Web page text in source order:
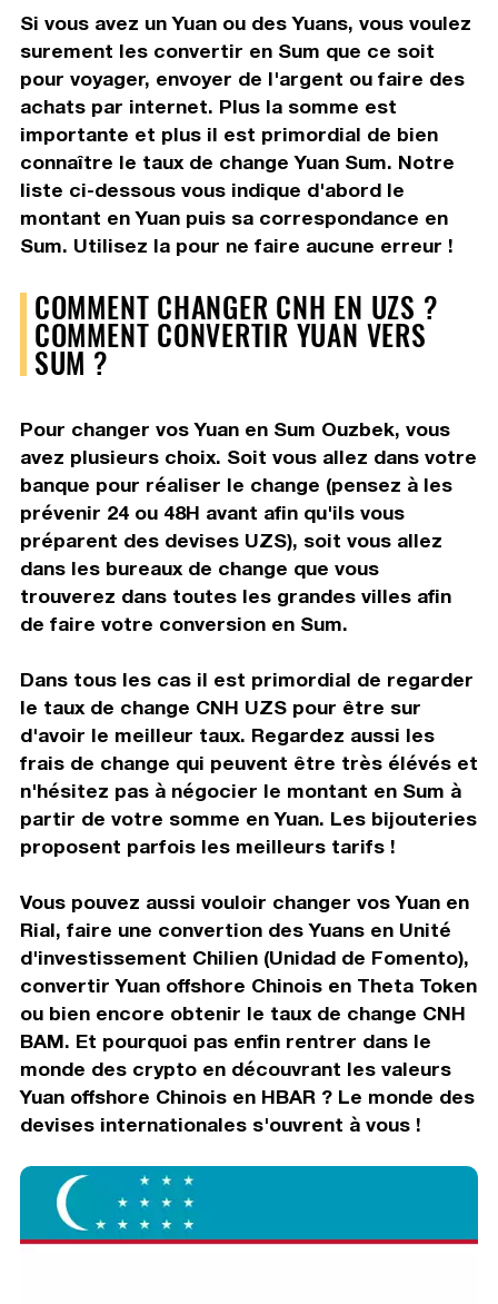
Si vous avez un Yuan ou des Yuans, vous voulez
surement les convertir en Sum que ce soit
pour voyager, envoyer de l'argent ou faire des
achats par internet. Plus la somme est
importante et plus il est primordial de bien
connaître le taux de change Yuan Sum. Notre
liste ci-dessous vous indique d'abord le
montant en Yuan puis sa correspondance en
Sum. Utilisez la pour ne faire aucune erreur !
COMMENT CHANGER CNH EN UZS ?
COMMENT CONVERTIR YUAN VERS
SUM ?
Pour changer vos Yuan en Sum Ouzbek, vous
avez plusieurs choix. Soit vous allez dans votre
banque pour réaliser le change (pensez à les
prévenir 24 ou 48H avant afin qu'ils vous
préparent des devises UZS), soit vous allez
dans les bureaux de change que vous
trouverez dans toutes les grandes villes afin
de faire votre conversion en Sum.
Dans tous les cas il est primordial de regarder
le taux de change CNH UZS pour être sur
d'avoir le meilleur taux. Regardez aussi les
frais de change qui peuvent être très élévés et
n'hésitez pas à négocier le montant en Sum à
partir de votre somme en Yuan. Les bijouteries
proposent parfois les meilleurs tarifs !
Vous pouvez aussi vouloir changer vos Yuan en
Rial, faire une convertion des Yuans en Unité
d'investissement Chilien (Unidad de Fomento),
convertir Yuan offshore Chinois en Theta Token
ou bien encore obtenir le taux de change CNH
BAM. Et pourquoi pas enfin rentrer dans le
monde des crypto en découvrant les valeurs
Yuan offshore Chinois en HBAR ? Le monde des
devises internationales s'ouvrent à vous !